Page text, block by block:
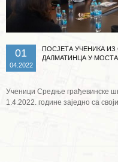
01
04.2022
ПОСЈЕТА УЧЕНИКА
ДАЛМАТИНЦА У
Ученици Средње грађевинске
1.4.2022. године заједно са